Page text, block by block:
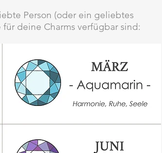
Person (oder ein geliebtes
deine Charms verfügbar sind: